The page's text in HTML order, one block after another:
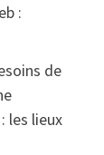
:
de
les lieux